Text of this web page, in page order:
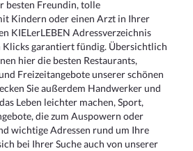
besten Freundin, tolle
Kindern oder einen Arzt in Ihrer
KIELerLEBEN Adressverzeichnis
Klicks garantiert fündig. Übersichtlich
hier die besten Restaurants,
Freizeitangebote unserer schönen
Sie außerdem Handwerker und
Leben leichter machen, Sport,
die zum Auspowern oder
wichtige Adressen rund um Ihre
bei Ihrer Suche auch von unserer